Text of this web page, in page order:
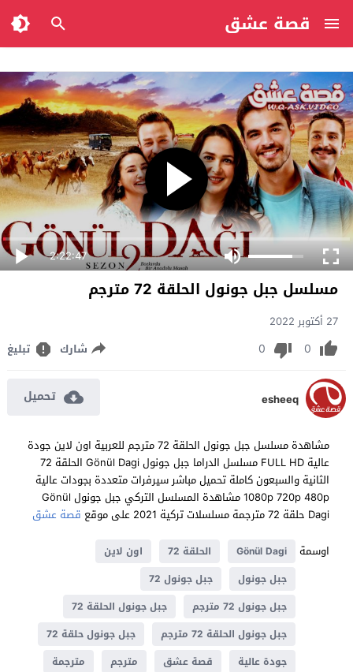
قصة عشق
2:22:47
مسلسل جبل جونول الحلقة 72 مترجم
27 أكتوبر 2022
0
0 شارك تبليغ
esheeq تحميل
مشاهدة مسلسل جبل جونول الحلقة 72 مترجم للعربية اون لاين جودة
عالية FULL HD مسلسل الدراما جبل جونول Gönül Dagi الحلقة 72
الثانية والسبعون كاملة تحميل مباشر سيرفرات متعددة بجودات عالية
1080p 720p 480p مشاهدة المسلسل التركي جبل جونول Gönül
Dagi حلقة 72 مترجمة مسلسلات تركية 2021 على موقع
قصة عشق
اوسمة
Gönül Dagi الحلقة 72
اون لاين
جبل جونول
جبل جونول 72
جبل جونول 72 مترجم
جبل جونول الحلقة 72
جبل جونول الحلقة 72 مترجم
جبل جونول حلقة 72
جودة عالية
قصة عشق مترجم
مترجمة